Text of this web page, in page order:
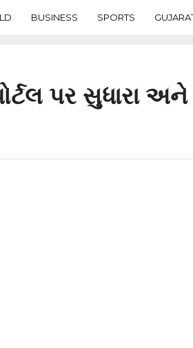
BUSINESS SPORTS
પર સુધારા અને